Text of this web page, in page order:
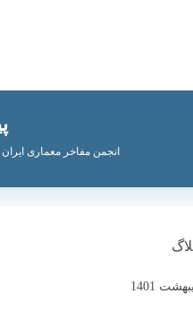
انجمن مفاخر معماری ایران